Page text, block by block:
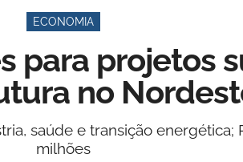
ECONOMIA
para projetos
no
saúde e transição
milhões